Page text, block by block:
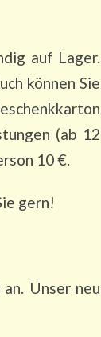
auf Lager.
können Sie
(ab 12
10 €.
gern!
Unser neu